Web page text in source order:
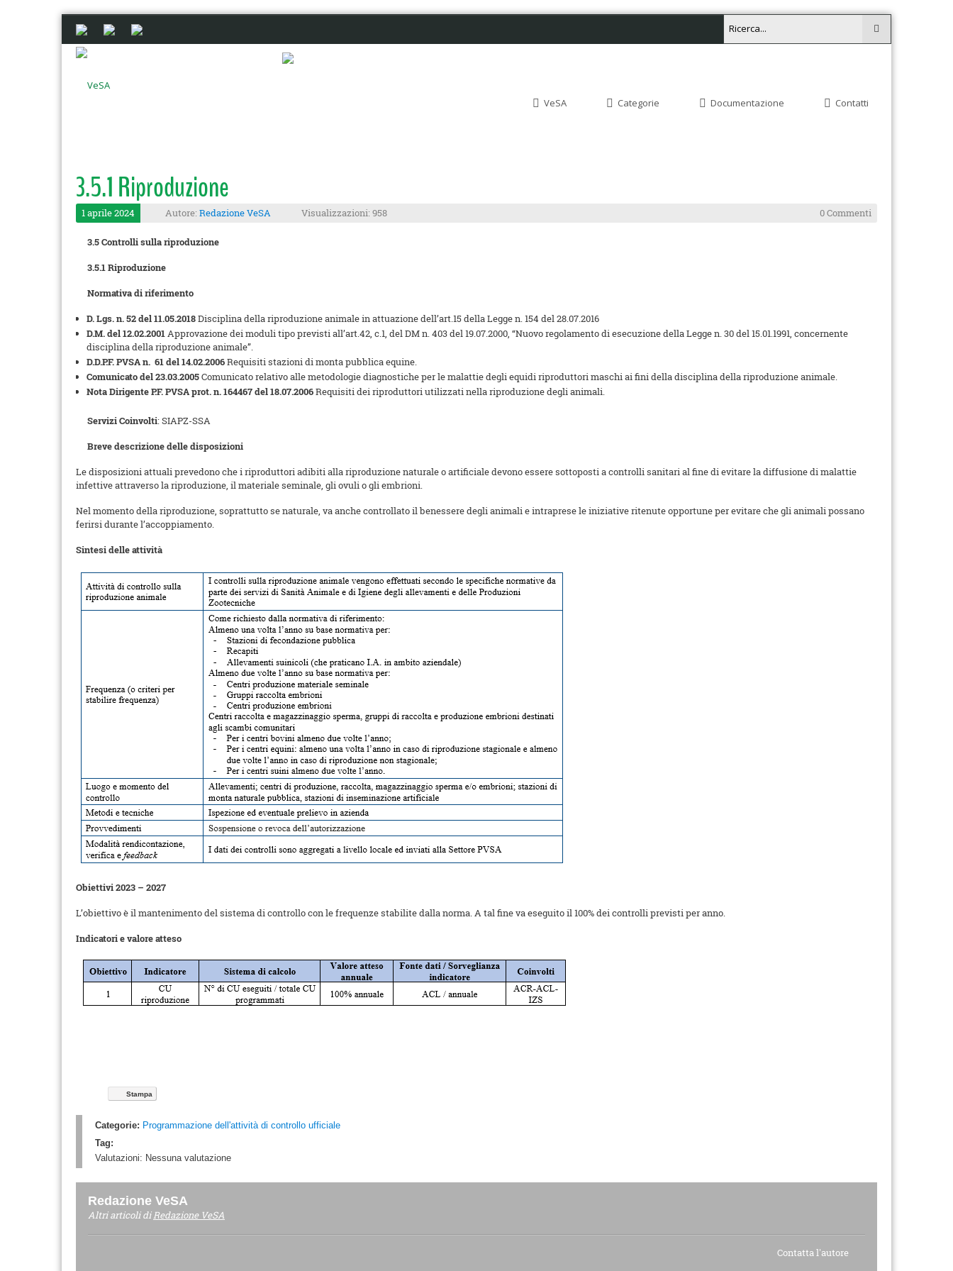
VeSA Categorie Documentazione Contatti
3.5.1 Riproduzione
1 aprile 2024 Autore: Redazione VeSA Visualizzazioni: 958 0 Commenti
3.5 Controlli sulla riproduzione
3.5.1 Riproduzione
Normativa di riferimento
D. Lgs. n. 52 del 11.05.2018Disciplina della riproduzione animale in attuazione dell’art.15 della Legge n. 154 del 28.07.2016
D.M. del 12.02.2001Approvazione dei moduli tipo previsti all’art.42, c.1, del DM n. 403 del 19.07.2000, “Nuovo regolamento di esecuzione della Legge n. 30 del 15.01.1991, concernente
disciplina della riproduzione animale”.
D.D.P.F. PVSA n. 61 del 14.02.2006Requisiti stazioni di monta pubblica equine.
Comunicato del 23.03.2005Comunicato relativo alle metodologie diagnostiche per le malattie degli equidi riproduttori maschi ai fini della disciplina della riproduzione animale.
Nota Dirigente P.F. PVSA prot. n. 164467 del 18.07.2006Requisiti dei riproduttori utilizzati nella riproduzione degli animali.
Servizi Coinvolti: SIAPZ-SSA
Breve descrizione delle disposizioni
Le disposizioni attuali prevedono che i riproduttori adibiti alla riproduzione naturale o artificiale devono essere sottoposti a controlli sanitari al fine di evitare la diffusione di malattie
infettive attraverso la riproduzione, il materiale seminale, gli ovuli o gli embrioni.
Nel momento della riproduzione, soprattutto se naturale, va anche controllato il benessere degli animali e intraprese le iniziative ritenute opportune per evitare che gli animali possano
ferirsi durante l’accoppiamento.
Sintesi delle attività
Obiettivi 2023 – 2027
L’obiettivo è il mantenimento del sistema di controllo con le frequenze stabilite dalla norma. A tal fine va eseguito il 100% dei controlli previsti per anno.
Indicatori e valore atteso
Stampa
Categorie: Programmazione dell'attività di controllo ufficiale
Tag:
Valutazioni: Nessuna valutazione
Redazione VeSA
Altri articoli diRedazione VeSA
Contatta l'autore